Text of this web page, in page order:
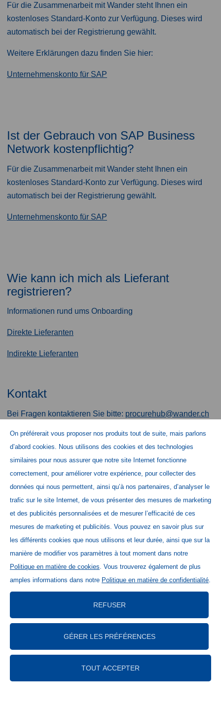
Für die Zusammenarbeit mit Wander steht Ihnen ein
kostenloses Standard-Konto zur Verfügung. Dieses wird
automatisch bei der Registrierung gewählt. ​
Weitere Erklärungen dazu finden Sie hier:
Unternehmenskonto für SAP
Ist der Gebrauch von SAP Business
Network kostenpflichtig?
Für die Zusammenarbeit mit Wander steht Ihnen ein
kostenloses Standard-Konto zur Verfügung. Dieses wird
automatisch bei der Registrierung gewählt. ​
Unternehmenskonto für SAP
Wie kann ich mich als Lieferant
registrieren?
Informationen rund ums Onboarding
Direkte Lieferanten
Indirekte Lieferanten
Kontakt
Bei Fragen kontaktieren Sie bitte: procurehub@wander.ch
Contact
Newsletter Schweiz
Base de données des médias
Mentions légales
On préférerait vous proposer nos produits tout de suite, mais parlons
d’abord cookies. Nous utilisons des cookies et des technologies
similaires pour nous assurer que notre site Internet fonctionne
correctement, pour améliorer votre expérience, pour collecter des
données qui nous permettent, ainsi qu’à nos partenaires, d’analyser le
trafic sur le site Internet, de vous présenter des mesures de marketing
et des publicités personnalisées et de mesurer l’efficacité de ces
mesures de marketing et publicités. Vous pouvez en savoir plus sur
les différents cookies que nous utilisons et leur durée, ainsi que sur la
manière de modifier vos paramètres à tout moment dans notre
Politique en matière de cookies. Vous trouverez également de plus
amples informations dans notre Politique en matière de confidentialité.
REFUSER
GÉRER LES PRÉFÉRENCES
TOUT ACCEPTER